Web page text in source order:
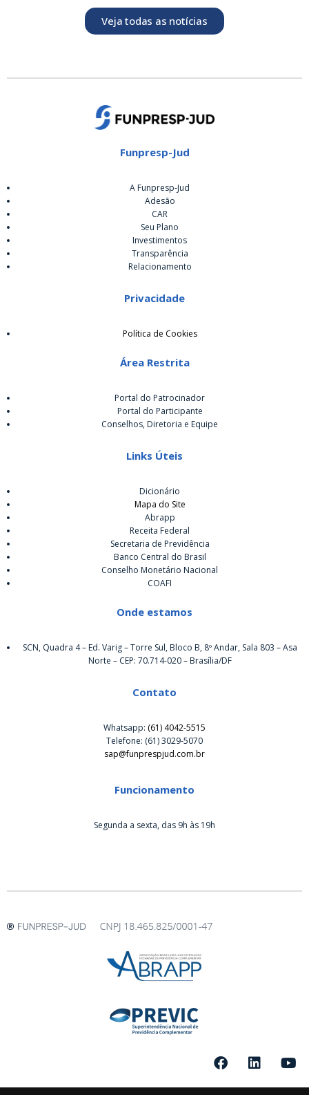
Veja todas as notícias
Funpresp-Jud
A Funpresp-Jud
Adesão
CAR
Seu Plano
Investimentos
Transparência
Relacionamento
Privacidade
Política de Cookies
Área Restrita
Portal do Patrocinador
Portal do Participante
Conselhos, Diretoria e Equipe
Links Úteis
Dicionário
Mapa do Site
Abrapp
Receita Federal
Secretaria de Previdência
Banco Central do Brasil
Conselho Monetário Nacional
COAFI
Onde estamos
SCN, Quadra 4 – Ed. Varig – Torre Sul, Bloco B, 8º Andar, Sala 803 – Asa
Norte – CEP: 70.714-020 – Brasília/DF
Contato
Whatsapp: (61) 4042-5515
Telefone: (61) 3029-5070
sap@funprespjud.com.br
Funcionamento
Segunda a sexta, das 9h às 19h